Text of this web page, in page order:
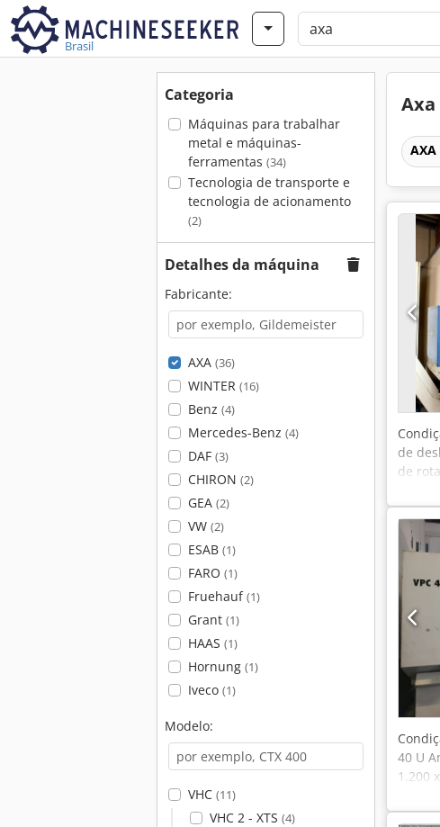
Brasil
Categoria
Máquinas para trabalhar
metal e máquinas-
ferramentas (34)
Tecnologia de transporte e
tecnologia de acionamento
(2)
Detalhes da máquina
Fabricante:
AXA (36)
WINTER (16)
Benz (4)
Mercedes-Benz (4)
DAF (3)
CHIRON (2)
GEA (2)
VW (2)
ESAB (1)
FARO (1)
Fruehauf(1)
Grant (1)
HAAS (1)
Hornung (1)
Iveco (1)
Modelo:
VHC (11)
VHC 2 - XTS (4)
AXA
de
de
–
40 U
1.200
mm
60